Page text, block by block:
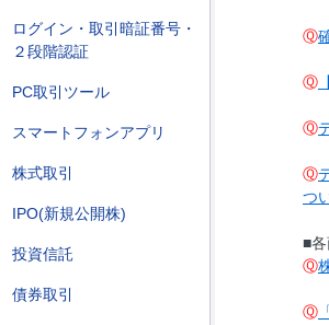
ログイン・取引暗証番号・
２段階認証
PC取引ツール
スマートフォンアプリ
株式取引
IPO(新規公開株)
投資信託
債券取引
Ⓠ
Ⓠ
Ⓠ
Ⓠ
つ
■
Ⓠ
Ⓠ